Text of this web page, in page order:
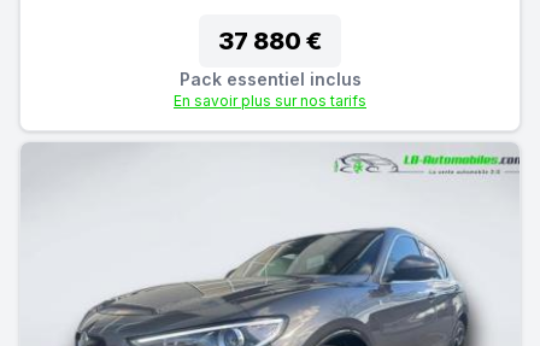
37 880 €
Pack essentiel inclus
En savoir plus sur nos tarifs